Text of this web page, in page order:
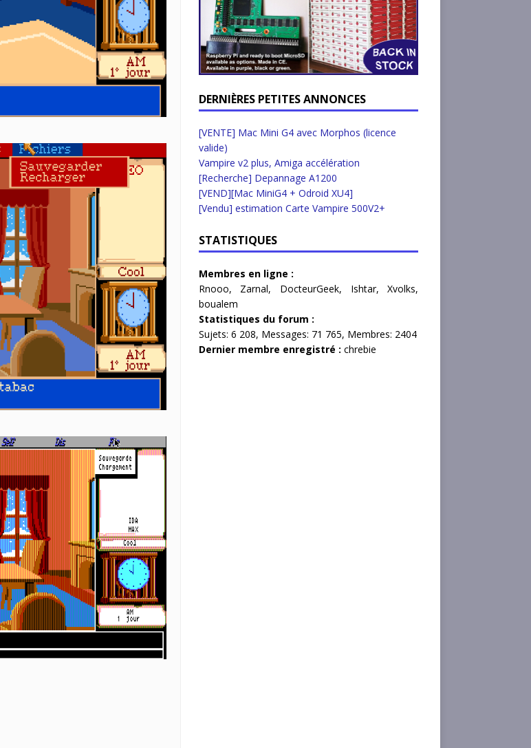
DERNIÈRES PETITES ANNONCES
[VENTE] Mac Mini G4 avec Morphos (licence
valide)
Vampire v2 plus, Amiga accélération
[Recherche] Depannage A1200
[VEND][Mac MiniG4 + Odroid XU4]
[Vendu] estimation Carte Vampire 500V2+
STATISTIQUES
Membres en ligne :
Rnooo, Zarnal, DocteurGeek, Ishtar,Xvolks,
boualem
Statistiques du forum :
Sujets: 6 208, Messages: 71 765, Membres: 2404
Dernier membre enregistré : chrebie